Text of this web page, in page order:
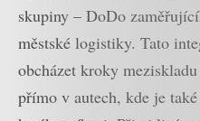
skupiny – DoDo
městské logistiky. Tato
obcházet kroky
přímo v autech, kde je